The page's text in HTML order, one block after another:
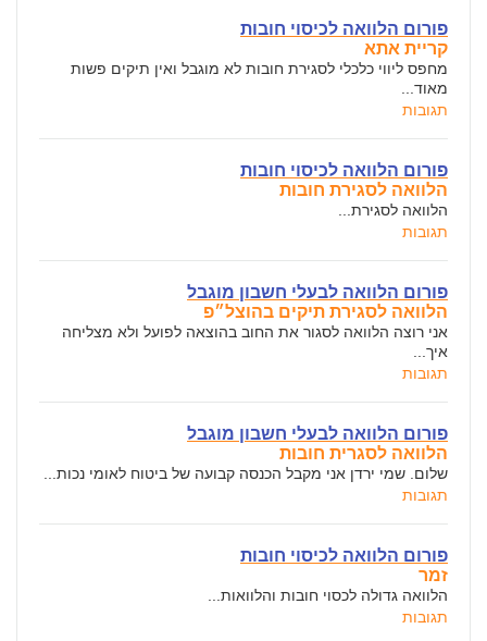
פורום הלוואה לכיסוי חובות
קריית אתא
מחפס ליווי כלכלי לסגירת חובות לא מוגבל ואין תיקים פשות
מאוד...
תגובות
פורום הלוואה לכיסוי חובות
הלוואה לסגירת חובות
הלוואה לסגירת...
תגובות
פורום הלוואה לבעלי חשבון מוגבל
הלוואה לסגירת תיקים בהוצל״פ
אני רוצה הלוואה לסגור את החוב בהוצאה לפועל ולא מצליחה
איך...
תגובות
פורום הלוואה לבעלי חשבון מוגבל
הלוואה לסגרית חובות
שלום. שמי ירדן אני מקבל הכנסה קבועה של ביטוח לאומי נכות...
תגובות
פורום הלוואה לכיסוי חובות
זמר
הלוואה גדולה לכסוי חובות והלוואות...
תגובות